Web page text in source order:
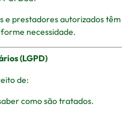
e prestadores autorizados têm
necessidade.
(LGPD)
de:
como são tratados.